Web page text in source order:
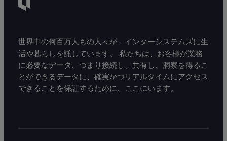
世界中の何百万人もの人々が、インターシステムズに生
活や暮らしを託しています。 私たちは、お客様が業務
に必要なデータ、つまり接続し、共有し、洞察を得るこ
とができるデータに、確実かつリアルタイムにアクセス
できることを保証するために、ここにいます。